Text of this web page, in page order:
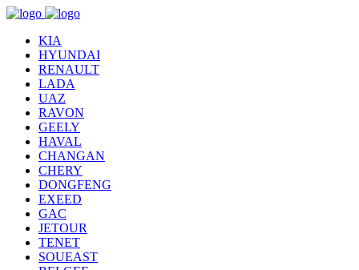
KIA
HYUNDAI
RENAULT
LADA
UAZ
RAVON
GEELY
HAVAL
CHANGAN
CHERY
DONGFENG
EXEED
GAC
JETOUR
TENET
SOUEAST